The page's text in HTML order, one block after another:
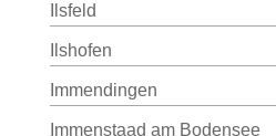
Ilsfeld
Ilshofen
Immendingen
Immenstaad am Bodensee